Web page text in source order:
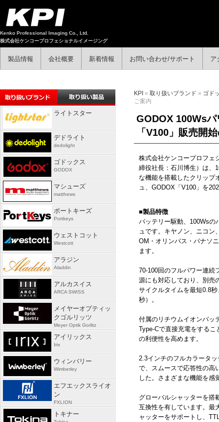
Kenko Professional Imaging Co., Ltd.
株式会社ケンコープロフェショナルイメージング
製品情報 会社概要 新着情報 お問い合わせ/サポート ア
KPI » 取り扱いブランド » ゴド
ご案内
GODOX 100Ws
「V100」販売開
株式会社ケンコープロフェ
締役社長：石川博生）は、
な機能を搭載したクリップ
ュ、 GODOX 「 V100 」を
■製品特徴
バッテリー駆動、 100Wsの
ュです。キヤノン、ニコン
OM ・オリンパス・パナソ
ます。
70-100回のフルパワー連続
源にも対応しており、別売
サイクルタイムを最短0.8秒
秒）。
付属のリチウムイオンバッ
Type-Cで直接充電をするこ
の利便性を高めます。
2.3インチのフルカラータ
で、スムースで応答性の高
した。さまざまな機能を感
グローバルシャッターを搭
互換性を有しています。最
ャッターをサポートし、
ライトスター
デドライト
dedolight
ゴドックス
GODOX
マシューズ
matthews
ポートキーズ
Portkeys
ウェストコット
Westcott
アラジン
Aladdin
アルカスイス
ARCA SWISS
メイヤーオプティッ
クゴルリッツ
Meyer Optik Gorlitz
アイリックス
Irix
ウィンバリー
Wimberley
エフエックスライオ
ン
FXLION
トキナー